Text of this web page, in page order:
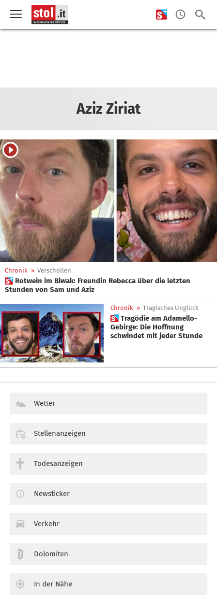
Aziz Ziriat
Chronik » Verschollen
 Rotwein im Biwak: Freundin Rebecca über die letzten
Stunden von Sam und Aziz
Chronik » Tragisches Unglück
 Tragödie am Adamello-
Gebirge: Die Hoffnung
schwindet mit jeder Stunde
Wetter
Stellenanzeigen
Todesanzeigen
Newsticker
Verkehr
Dolomiten
In der Nähe